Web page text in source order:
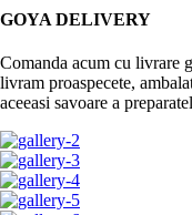
GOYA DELIVERY
Comanda acum cu livrare
livram proaspecete,
aceeasi savoare a
Garnituri
Desert
Somon afumat,
Alergeni: gluten, lactoză,
Program livrari:
Ambalaj *